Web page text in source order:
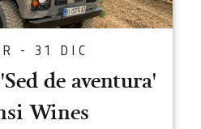
- 31 DIC
de aventura'
Wines